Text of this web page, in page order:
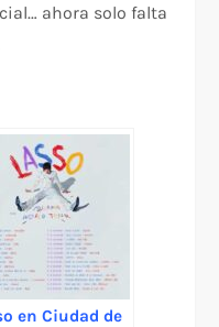
ahora solo falta
en Ciudad de